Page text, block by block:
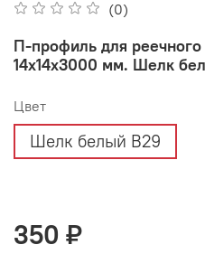
(0)
П-профиль для реечного
14х14х3000 мм. Шелк
Цвет
Шелк белый В29
350 ₽